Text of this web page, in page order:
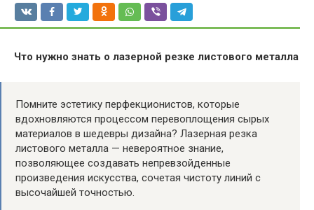
Что нужно знать о лазерной резке листового металла
Помните эстетику перфекционистов, которые
вдохновляются процессом перевоплощения сырых
материалов в шедевры дизайна? Лазерная резка
листового металла — невероятное знание,
позволяющее создавать непревзойденные
произведения искусства, сочетая чистоту линий с
высочайшей точностью.